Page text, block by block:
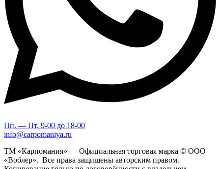
Пн. — Пт. 9-00 до 18-00
info@carpomaniya.ru
ТМ «Карпомания» — Официальная торговая марка © ООО
«Воблер». Все права защищены авторским правом.